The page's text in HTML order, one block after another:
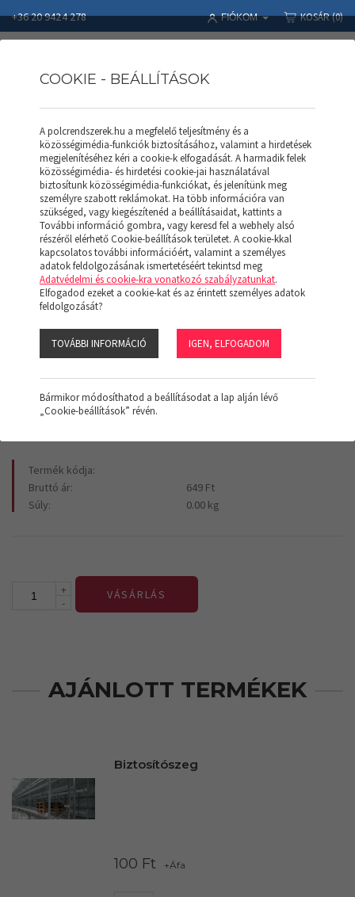
+36 20 9424 278 FIÓKOM KOSÁR(0)
Polcrendszerek Termékek
RAKLAPOS ÁLLVÁNY
Terhelést jelző matrica
TERHELÉST JELZŐ
MATRICA
649 Ft +Áfa
Termék kódja:
Bruttó ár:
649 Ft
Súly:
0.00 kg
+
-
VÁSÁRLÁS
AJÁNLOTT TERMÉKEK
Biztosítószeg
100 Ft +Áfa
COOKIE - BEÁLLÍTÁSOK
A polcrendszerek.hu a megfelelő teljesítmény és a
közösségimédia-funkciók biztosításához, valamint a hirdetések
megjelenítéséhez kéri a cookie-k elfogadását. A harmadik felek
közösségimédia- és hirdetési cookie-jai használatával
biztosítunk közösségimédia-funkciókat, és jelenítünk meg
személyre szabott reklámokat. Ha több információra van
szükséged, vagy kiegészítenéd a beállításaidat, kattints a
További információ gombra, vagy keresd fel a webhely alsó
részéről elérhető Cookie-beállítások területet. A cookie-kkal
kapcsolatos további információért, valamint a személyes
adatok feldolgozásának ismertetéséért tekintsd meg
Adatvédelmi és cookie-kra vonatkozó szabályzatunkat.
Elfogadod ezeket a cookie-kat és az érintett személyes adatok
feldolgozását?
TOVÁBBI INFORMÁCIÓ IGEN, ELFOGADOM
Bármikor módosíthatod a beállításodat a lap alján lévő
„Cookie-beállítások” révén.